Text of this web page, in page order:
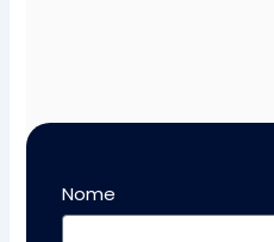
Nome